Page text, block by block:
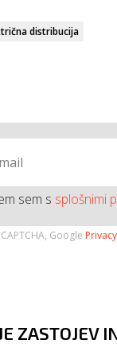
distribucija
sem s splošnimi
Google
ZASTOJEV